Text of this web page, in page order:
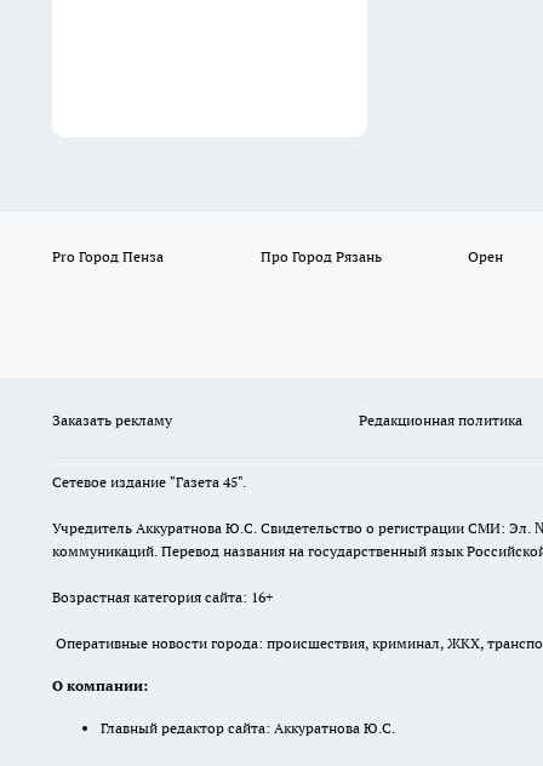
Pro Город Пенза Про Город Рязань Орен
Заказать рекламу Редакционная политика
Сетевое издание "Газета 45".
Учредитель Аккуратнова Ю.С. Свидетельство о регистрации СМИ: Эл.
коммуникаций. Перевод названия на государственный язык
Возрастная категория сайта: 16+
Оперативные новости города: происшествия, криминал, ЖКХ,
О компании:
Главный редактор сайта: Аккуратнова Ю.С.